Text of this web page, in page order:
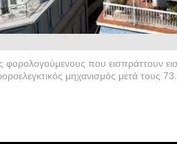
φορολογούμενους που εισπράττουν
μηχανισμός μετά τους